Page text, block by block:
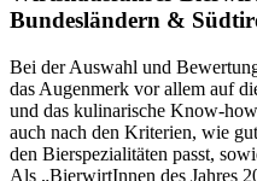
Bundesländern &
Bei der Auswahl und
das Augenmerk vor allem auf
und das kulinarische Know-
auch nach den Kriterien, wie
den Bierspezialitäten passt,
Als „BierwirtInnen des Jahres